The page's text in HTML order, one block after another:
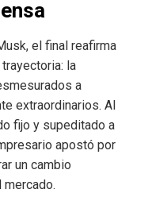
el final reafirma
la
a
extraordinarios. Al
fijo y supeditado a
apostó por
un cambio